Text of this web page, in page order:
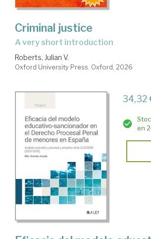
Criminal justice
a very short introduction
Roberts, Julian V.
Oxford University Press. Oxford, 2026
34,32
en